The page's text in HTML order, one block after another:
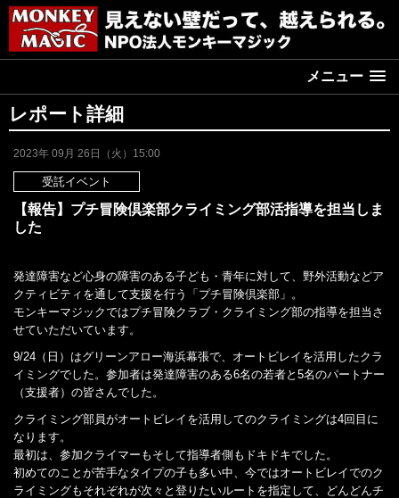
メニュー
レポート詳細
2023年 09月 26日（火）15:00
受託イベント
【報告】プチ冒険倶楽部クライミング部活指導を担当しま
した
発達障害など心身の障害のある子ども・青年に対して、野外活動などア
クティビティを通して支援を行う「プチ冒険倶楽部」。
モンキーマジックではプチ冒険クラブ・クライミング部の指導を担当さ
せていただいています。
9/24（日）はグリーンアロー海浜幕張で、オートビレイを活用したクラ
イミングでした。参加者は発達障害のある6名の若者と5名のパートナー
（支援者）の皆さんでした。
クライミング部員がオートビレイを活用してのクライミングは4回目に
なります。
最初は、参加クライマーもそして指導者側もドキドキでした。
初めてのことが苦手なタイプの子も多い中、今ではオートビレイでのク
ライミングもそれぞれが次々と登りたいルートを指定して、どんどんチ